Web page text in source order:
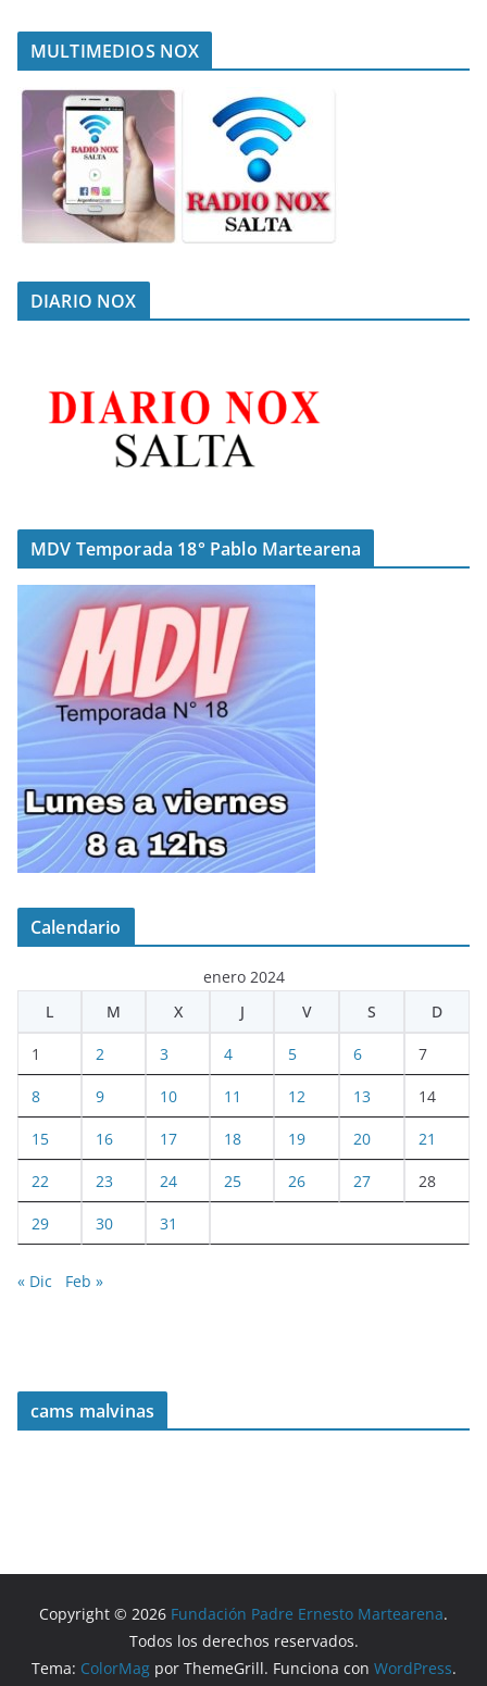
MULTIMEDIOS NOX
DIARIO NOX
MDV Temporada 18° Pablo Martearena
Calendario
enero 2024
L
M X J V S D
1 2 3 4 5 6 7
8 9 10 11 12 13 14
15 16 17 18 19 20 21
22 23 24 25 26 27 28
29 30 31
« Dic Feb »
cams malvinas
Copyright © 2026 Fundación Padre Ernesto Martearena.
Todos los derechos reservados.
Tema: ColorMagpor ThemeGrill. Funciona con WordPress.